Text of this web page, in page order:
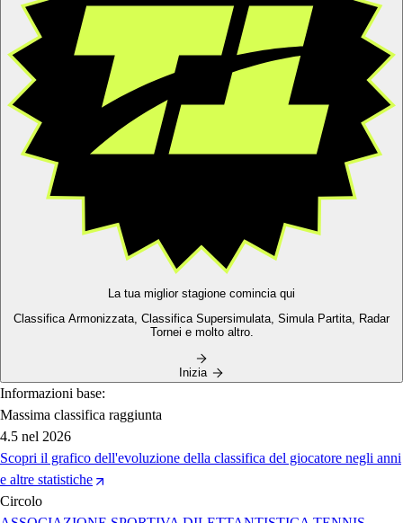
La tua miglior stagione comincia qui
Classifica Armonizzata, Classifica Supersimulata, Simula Partita, Radar
Tornei e molto altro.
Inizia
Informazioni base:
Massima classifica raggiunta
4.5 nel 2026
Scopri il grafico dell'evoluzione della classifica del giocatore negli anni
e altre statistiche
Circolo